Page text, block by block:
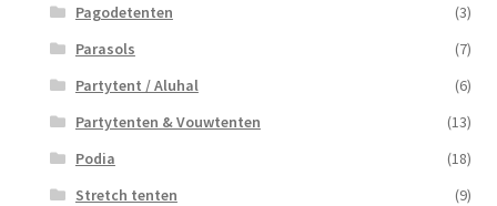
Pagodetenten
(3)
Parasols
(7)
Partytent / Aluhal
(6)
Partytenten & Vouwtenten
(13)
Podia
(18)
Stretch tenten
(9)